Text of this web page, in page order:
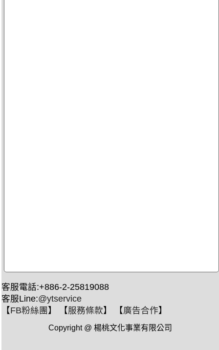
客服電話:+886-2-25819088
客服Line:@ytservice
【FB粉絲團 】 【服務條款】 【廣告合作】
Copyright @ 楊桃文化事業有限公司